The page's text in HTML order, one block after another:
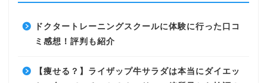
ドクタートレーニングスクールに体験に行った口コ
ミ感想！評判も紹介
【痩せる？】ライザップ牛サラダは本当にダイエッ